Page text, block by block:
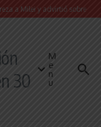
a Milei y advirtió sobre un
30
M
e
n
u